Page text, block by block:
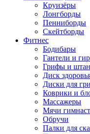
Круизёры
Лонгборды
Пенниборды
Скейтборды
Фитнес
Бодибары
Гантели и
Грифы и
Диск
Диски для
Коврики и
Массажеры
Мячи
Обручи
Палки для